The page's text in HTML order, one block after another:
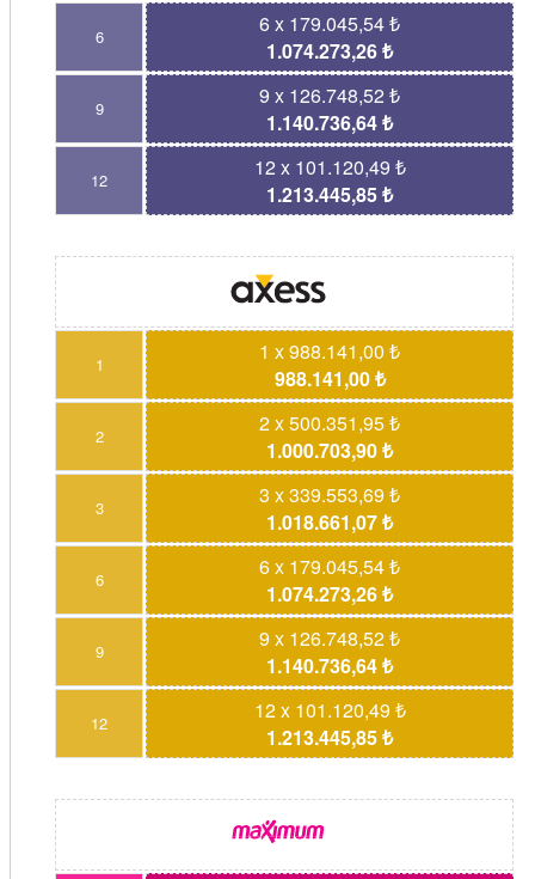
6
6 x 179.045,54 ₺
1.074.273,26 ₺
9
9 x 126.748,52 ₺
1.140.736,64 ₺
12
12 x 101.120,49 ₺
1.213.445,85 ₺
1
1 x 988.141,00 ₺
988.141,00 ₺
2
2 x 500.351,95 ₺
1.000.703,90 ₺
3
3 x 339.553,69 ₺
1.018.661,07 ₺
6
6 x 179.045,54 ₺
1.074.273,26 ₺
9
9 x 126.748,52 ₺
1.140.736,64 ₺
12
12 x 101.120,49 ₺
1.213.445,85 ₺